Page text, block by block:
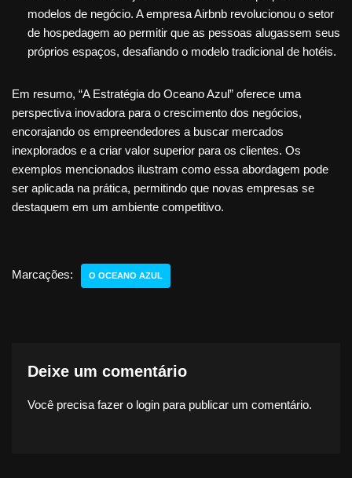
modelos de negócio. A empresa Airbnb revolucionou o setor
de hospedagem ao permitir que as pessoas alugassem seus
próprios espaços, desafiando o modelo tradicional de hotéis.
Em resumo, “A Estratégia do Oceano Azul” oferece uma
perspectiva inovadora para o crescimento dos negócios,
encorajando os empreendedores a buscar mercados
inexplorados e a criar valor superior para os clientes. Os
exemplos mencionados ilustram como essa abordagem pode
ser aplicada na prática, permitindo que novas empresas se
destaquem em um ambiente competitivo.
Marcações: O OCEANO AZUL
Deixe um comentário
Você precisa fazer o login para publicar um comentário.